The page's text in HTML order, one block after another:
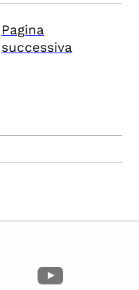
Pagina
successiva